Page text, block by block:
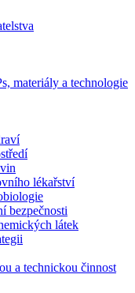
materiály a technologie
lékařství
bezpečnosti
látek
a technickou činnost